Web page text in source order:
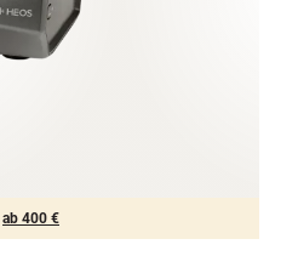
ab 400 €